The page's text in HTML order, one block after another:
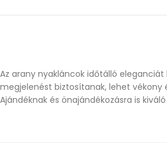
Az arany nyakláncok időtálló
megjelenést biztosítanak, lehet vékony
Ajándéknak és önajándékozásra is